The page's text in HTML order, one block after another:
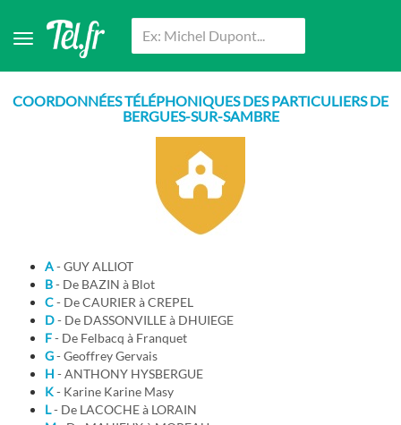
COORDONNÉES TÉLÉPHONIQUES DES PARTICULIERS DE
BERGUES-SUR-SAMBRE
A
- GUY ALLIOT
B
- De BAZIN à Blot
C
- De CAURIER à CREPEL
D
- De DASSONVILLE à DHUIEGE
F
- De Felbacq à Franquet
G
- Geoffrey Gervais
H
- ANTHONY HYSBERGUE
K
- Karine Karine Masy
L
- De LACOCHE à LORAIN